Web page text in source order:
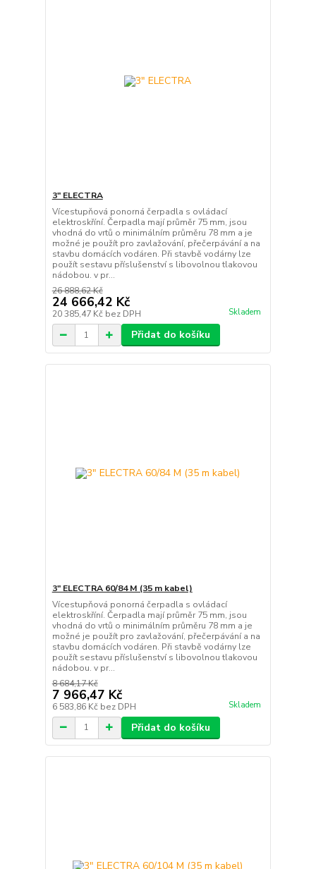
3" ELECTRA
Vícestupňová ponorná čerpadla s ovládací
elektroskříní. Čerpadla mají průměr 75 mm, jsou
vhodná do vrtů o minimálním průměru 78 mm a je
možné je použít pro zavlažování, přečerpávání a na
stavbu domácích vodáren. Při stavbě vodárny lze
použít sestavu příslušenství s libovolnou tlakovou
nádobou. v pr...
26 888,62 Kč
24 666,42 Kč
20 385,47 Kč bez DPH Skladem
Přidat do košíku
3" ELECTRA 60/84 M (35 m kabel)
Vícestupňová ponorná čerpadla s ovládací
elektroskříní. Čerpadla mají průměr 75 mm, jsou
vhodná do vrtů o minimálním průměru 78 mm a je
možné je použít pro zavlažování, přečerpávání a na
stavbu domácích vodáren. Při stavbě vodárny lze
použít sestavu příslušenství s libovolnou tlakovou
nádobou. v pr...
8 684,17 Kč
7 966,47 Kč
6 583,86 Kč bez DPH Skladem
Přidat do košíku